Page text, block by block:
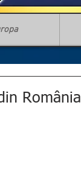
România